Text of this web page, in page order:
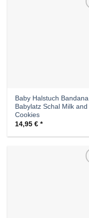
Baby Halstuch Bandana
Babylatz Schal Milk and
Cookies
14,95€